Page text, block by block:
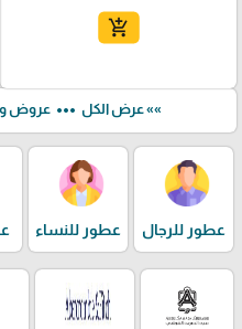
add_shopping_cart
»» عرض الكل more_horiz عروض
عطور للرجال عطور للنساء